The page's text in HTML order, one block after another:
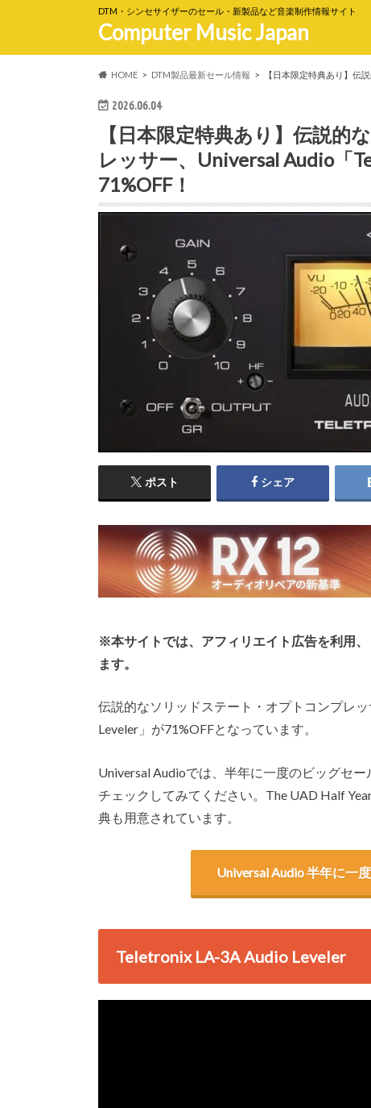
DTM・シンセサイザーのセール・新製品など音楽制作情報サイト
Computer Music Japan
HOME DTM製品最新セール情報 【日本限定特典あり】伝
2026.06.04
【日本限定特典あり】伝説
レッサー、Universal Audio「
71%OFF！
ポスト シェア
※本サイトでは、アフィリエイト広告を利用
ます。
伝説的なソリッドステート・オプトコンプレ
Leveler」が71%OFFとなっています。
Universal Audioでは、半年に一度のビッグセ
チェックしてみてください。The UAD Half
典も用意されています。
Universal Audio 半年に一
Teletronix LA-3A Audio Leveler